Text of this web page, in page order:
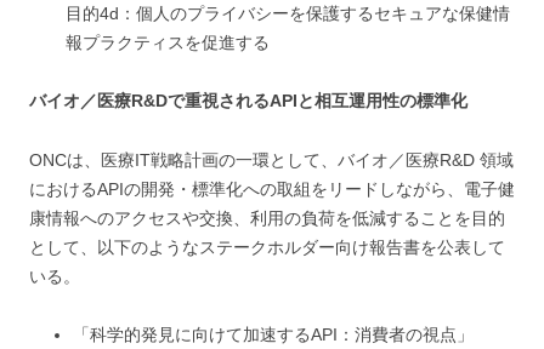
目的4d：個人のプライバシーを保護するセキュアな保健情
報プラクティスを促進する
バイオ／医療R&Dで重視されるAPIと相互運用性の標準化
ONCは、医療IT戦略計画の一環として、バイオ／医療R&D 領域
におけるAPIの開発・標準化への取組をリードしながら、電子健
康情報へのアクセスや交換、利用の負荷を低減することを目的
として、以下のようなステークホルダー向け報告書を公表して
いる。
「科学的発見に向けて加速するAPI：消費者の視点」